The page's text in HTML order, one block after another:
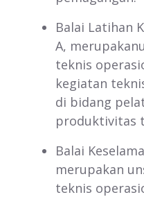
Balai Latihan
A,
teknis
kegiatan
di bidang
produktivitas
Balai
merupakan
teknis